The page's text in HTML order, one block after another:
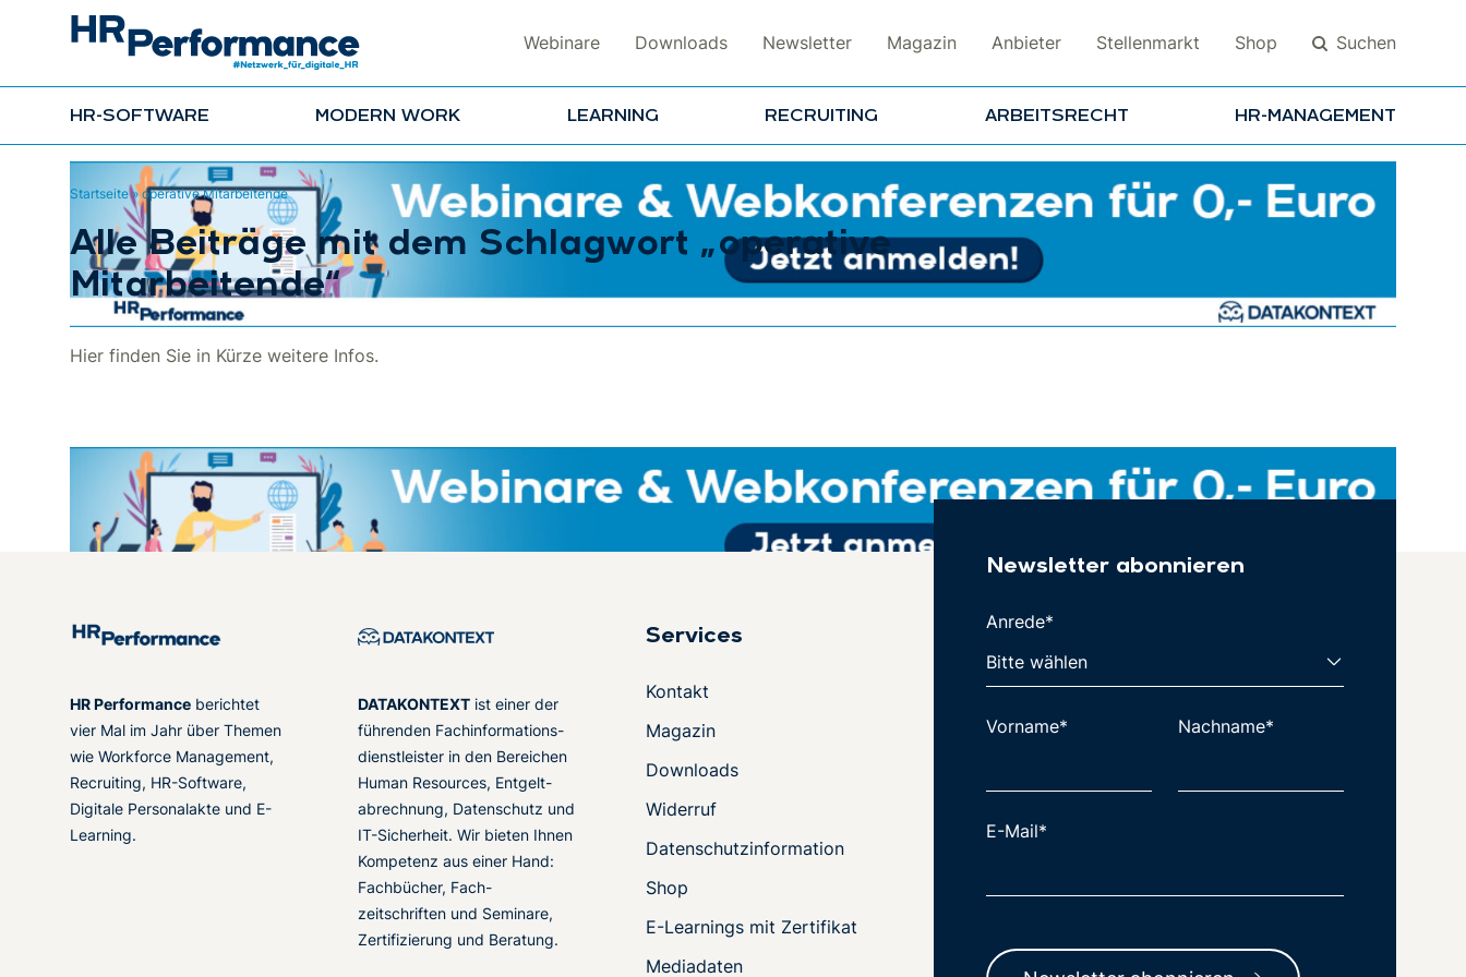
Webinare Downloads Newsletter Magazin Anbieter Stellenmarkt Shop Suchen
HR-SOFTWARE MODERN WORK LEARNING RECRUITING ARBEITSRECHT HR-MANAGEMENT
Suchen
Startseite»operative Mitarbeitende
Alle Beiträge mit dem Schlagwort „operative
Mitarbeitende“
Hier finden Sie in Kürze weitere Infos.
HR Performance berichtet
vier Mal im Jahr über Themen
wie Workforce Management,
Recruiting, HR-Software,
Digitale Personalakte und E-
Learning.
DATAKONTEXT ist einer der
führenden Fachinformations-
dienstleister in den Bereichen
Human Resources, Entgelt-
abrechnung, Datenschutz und
IT-Sicherheit. Wir bieten Ihnen
Kompetenz aus einer Hand:
Fachbücher, Fach-
zeitschriften und Seminare,
Zertifizierung und Beratung.
Services
Kontakt
Magazin
Downloads
Widerruf
Datenschutzinformation
Shop
E-Learnings mit Zertifikat
Mediadaten
Newsletter abonnieren
Anrede*
Vorname* Nachname*
E-Mail*